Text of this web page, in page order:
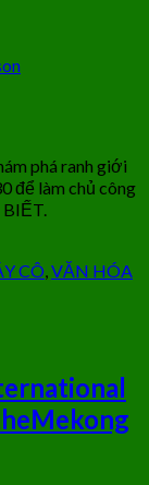
phá ranh giới
để làm chủ công
CÔ VĂN HÓA